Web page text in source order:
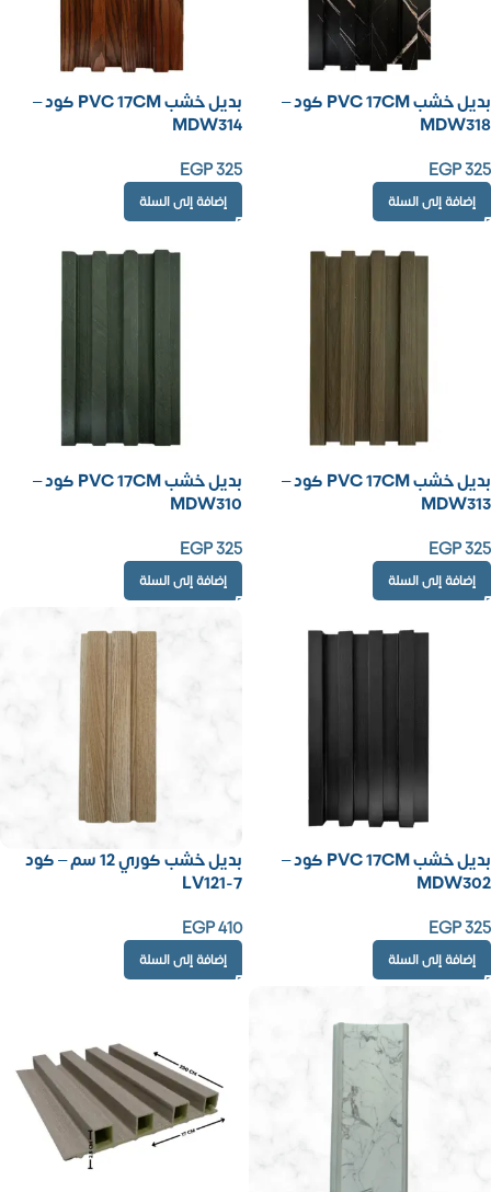
بديل خشب PVC 17CM كود –
MDW318
EGP325
إضافة إلى السلة
بديل خشب PVC 17CM كود –
MDW314
EGP325
إضافة إلى السلة
بديل خشب PVC 17CM كود –
MDW313
EGP325
إضافة إلى السلة
بديل خشب PVC 17CM كود –
MDW310
EGP325
إضافة إلى السلة
بديل خشب PVC 17CM كود –
MDW302
EGP325
إضافة إلى السلة
بديل خشب كوري 12 سم – كود
LV121-7
EGP410
إضافة إلى السلة